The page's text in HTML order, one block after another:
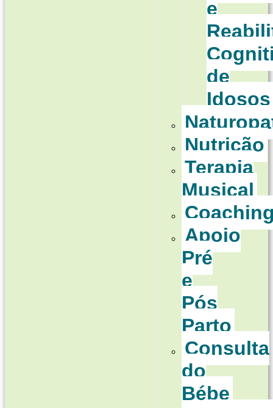
e
de
Idosos
Nutrição
Terapia
Musical
Apoio
Pré
e
Pós
Parto
Consulta
do
Bébe